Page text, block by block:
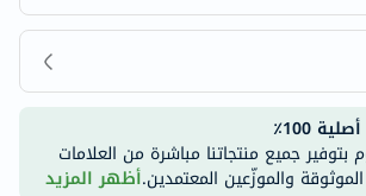
100٪
بتوفير جميع منتجاتنا مباشرة من العلامات
الموثوقة والموزّعين المعتمدين.أظهر المزيد